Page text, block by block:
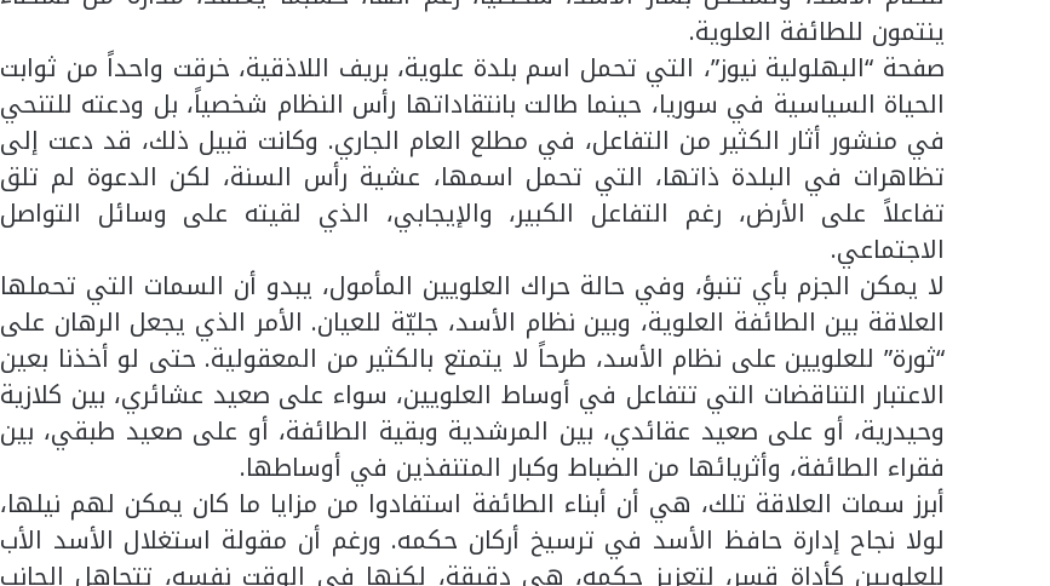
ينتمون للطائفة العلوية.
صفحة “البهلولية نيوز”، التي تحمل اسم بلدة علوية، بريف اللاذقية، خرقت واحداً من ثوابت
الحياة السياسية في سوريا، حينما طالت بانتقاداتها رأس النظام شخصياً، بل ودعته للتنحي
في منشور أثار الكثير من التفاعل، في مطلع العام الجاري. وكانت قبيل ذلك، قد دعت إلى
تظاهرات في البلدة ذاتها، التي تحمل اسمها، عشية رأس السنة، لكن الدعوة لم تلق
تفاعلاً على الأرض، رغم التفاعل الكبير، والإيجابي، الذي لقيته على وسائل التواصل
الاجتماعي.
لا يمكن الجزم بأي تنبؤ، وفي حالة حراك العلويين المأمول، يبدو أن السمات التي تحملها
العلاقة بين الطائفة العلوية، وبين نظام الأسد، جليّة للعيان. الأمر الذي يجعل الرهان على
“ثورة” للعلويين على نظام الأسد، طرحاً لا يتمتع بالكثير من المعقولية. حتى لو أخذنا بعين
الاعتبار التناقضات التي تتفاعل في أوساط العلويين، سواء على صعيد عشائري، بين كلازية
وحيدرية، أو على صعيد عقائدي، بين المرشدية وبقية الطائفة، أو على صعيد طبقي، بين
فقراء الطائفة، وأثريائها من الضباط وكبار المتنفذين في أوساطها.
أبرز سمات العلاقة تلك، هي أن أبناء الطائفة استفادوا من مزايا ما كان يمكن لهم نيلها،
لولا نجاح إدارة حافظ الأسد في ترسيخ أركان حكمه. ورغم أن مقولة استغلال الأسد الأب
للعلويين كأداة قسر، لتعزيز حكمه، هي دقيقة، لكنها في الوقت نفسه، تتجاهل الجانب